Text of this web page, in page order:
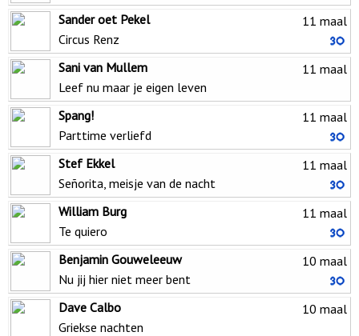
11 maal
Sander oet Pekel
Circus Renz
11 maal
Sani van Mullem
Leef nu maar je eigen leven
11 maal
Spang!
Parttime verliefd
11 maal
Stef Ekkel
Señorita, meisje van de nacht
11 maal
William Burg
Te quiero
10 maal
Benjamin Gouweleeuw
Nu jij hier niet meer bent
10 maal
Dave Calbo
Griekse nachten